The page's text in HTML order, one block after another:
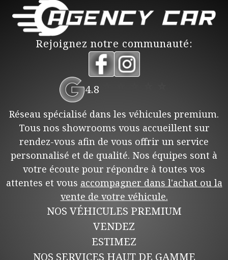
Rejoignez notre communauté:
4.8
Réseau spécialisé dans les véhicules premium.
Tous nos showrooms vous accueillent sur
rendez-vous afin de vous offrir un service
personnalisé et de qualité. Nos équipes sont à
votre écoute pour répondre à toutes vos
attentes et vous accompagner dans l'achat ou la
vente de votre véhicule.
NOS VÉHICULES PREMIUM
VENDEZ
ESTIMEZ
NOS SERVICES HAUT DE GAMME